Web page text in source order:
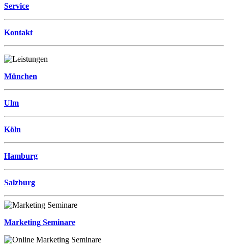
Service
Kontakt
München
Ulm
Köln
Hamburg
Salzburg
Marketing Seminare